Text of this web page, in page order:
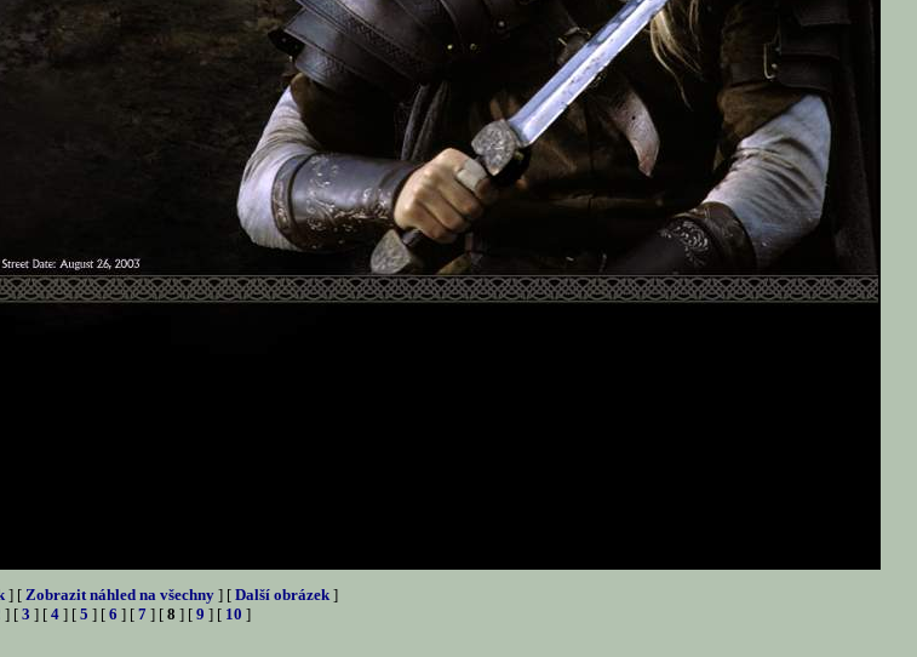
] [ Zobrazit náhled na všechny ] [ Další obrázek ]
] [ 3 ] [ 4 ] [ 5 ] [ 6 ] [ 7 ] [ 8 ] [ 9 ] [ 10 ]